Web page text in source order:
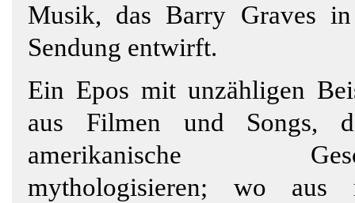
Musik, das Barry Graves
Sendung entwirft.
Ein Epos mit unzähligen
aus Filmen und Songs,
amerikanische
mythologisieren; wo aus